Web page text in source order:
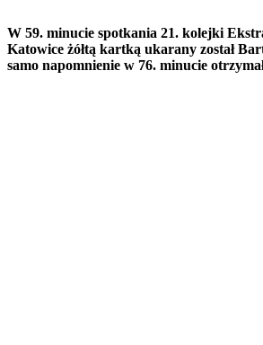
W 59. minucie spotkania 21. kolejki
Katowice żółtą kartką ukarany został
samo napomnienie w 76. minucie